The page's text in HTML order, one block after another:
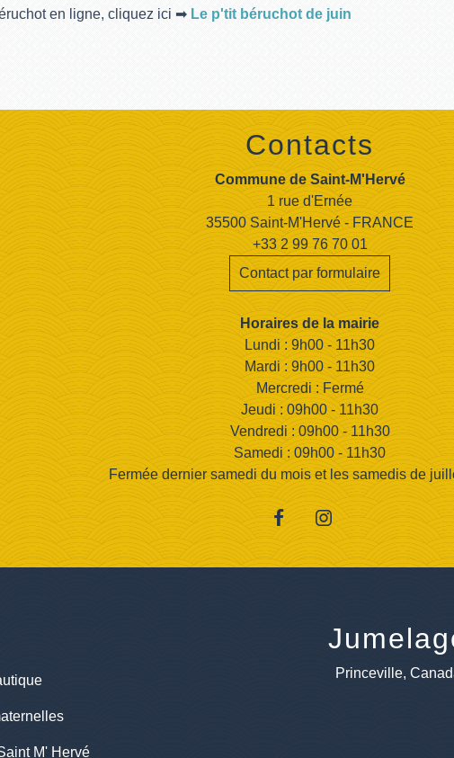
en ligne, cliquez ici ➡ Le p'tit béruchot de juin
Contacts
Commune de Saint-M'Hervé
1 rue d'Ernée
35500 Saint-M'Hervé - FRANCE
+33 2 99 76 70 01
Contact par formulaire
Horaires de la mairie
Lundi : 9h00 - 11h30
Mardi : 9h00 - 11h30
Mercredi : Fermé
Jeudi : 09h00 - 11h30
Vendredi : 09h00 - 11h30
Samedi : 09h00 - 11h30
Fermée dernier samedi du mois et les samedis de
M' Hervé
Princeville,